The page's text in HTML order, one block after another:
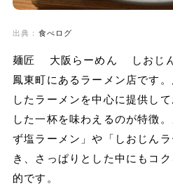
出典： 食べログ
麺匠 大阪らーめん しおじ
鳳東町にあるラーメン店です
したラーメンを中心に提供し
した一杯を味わえるのが特徴
ず塩ラーメン」や「しおじん
き、さっぱりとした中にもコ
的です。